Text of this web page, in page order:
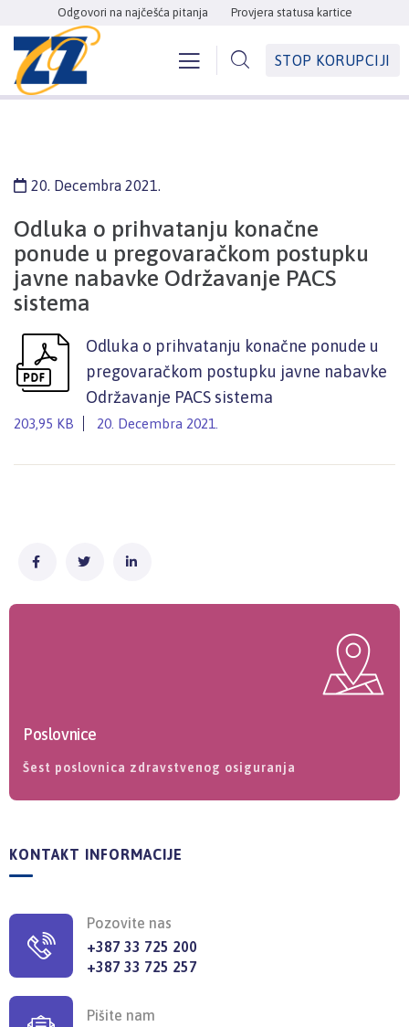
Odgovori na najčešća pitanja Provjera statusa kartice
STOP KORUPCIJI
20. Decembra 2021.
Odluka o prihvatanju konačne
ponude u pregovaračkom postupku
javne nabavke Održavanje PACS
sistema
Odluka o prihvatanju konačne ponude u
pregovaračkom postupku javne nabavke
Održavanje PACS sistema
203,95 KB 20. Decembra 2021.
Poslovnice
Šest poslovnica zdravstvenog osiguranja
KONTAKT INFORMACIJE
Pozovite nas
+387 33 725 200
+387 33 725 257
Pišite nam